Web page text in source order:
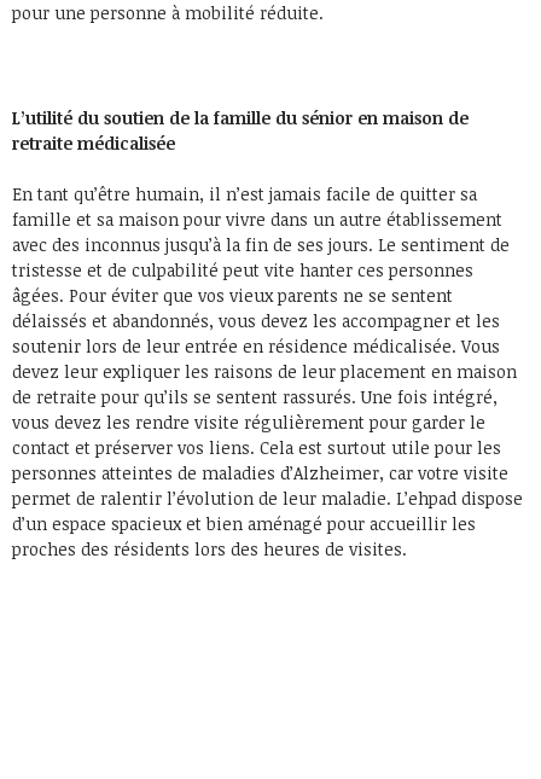
pour une personne à mobilité réduite.
L’utilité du soutien de la famille du sénior en maison de
retraite médicalisée
En tant qu’être humain, il n’est jamais facile de quitter sa
famille et sa maison pour vivre dans un autre établissement
avec des inconnus jusqu’à la fin de ses jours. Le sentiment de
tristesse et de culpabilité peut vite hanter ces personnes
âgées. Pour éviter que vos vieux parents ne se sentent
délaissés et abandonnés, vous devez les accompagner et les
soutenir lors de leur entrée en résidence médicalisée. Vous
devez leur expliquer les raisons de leur placement en maison
de retraite pour qu’ils se sentent rassurés. Une fois intégré,
vous devez les rendre visite régulièrement pour garder le
contact et préserver vos liens. Cela est surtout utile pour les
personnes atteintes de maladies d’Alzheimer, car votre visite
permet de ralentir l’évolution de leur maladie. L’ehpad dispose
d’un espace spacieux et bien aménagé pour accueillir les
proches des résidents lors des heures de visites.